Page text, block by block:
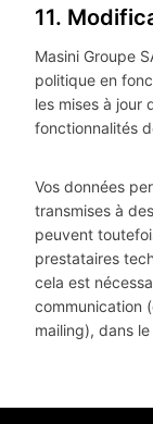
11.
Masini Groupe
politique en
les mises à jour
fonctionnalités
Vos données
transmises à
peuvent
prestataires
cela est
communication
mailing), dans